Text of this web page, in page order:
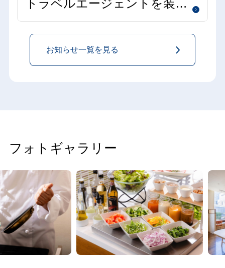
トラベルエージェントを装っ
た不審なメール・メッセージ
にご注意ください
お知らせ一覧を見る
フォトギャラリー